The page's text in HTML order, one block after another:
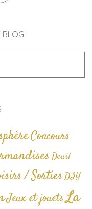
BLOG
Concours
Deuil
/ SortiesDIY
Jeux et jouetsLa